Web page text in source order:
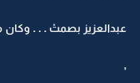
عبدالعزيز بصمتْ . . .